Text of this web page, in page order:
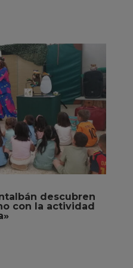
descubren
con la actividad